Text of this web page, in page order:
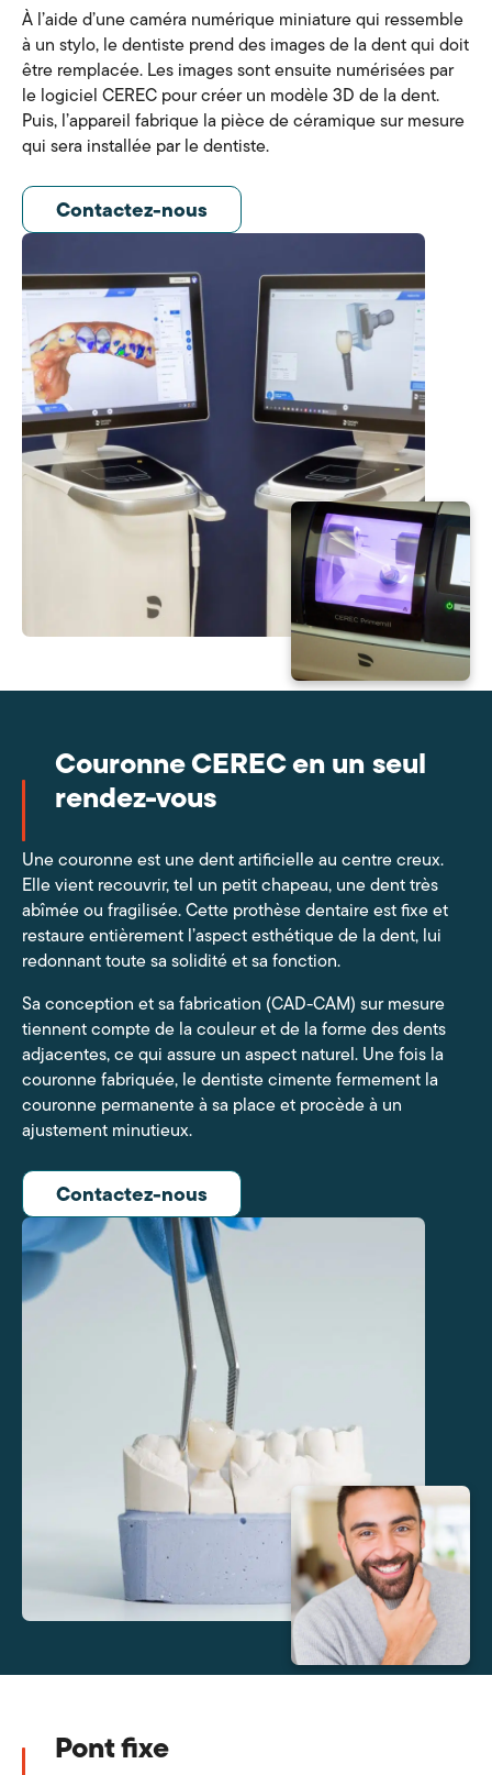
À l’aide d’une caméra numérique miniature qui ressemble
à un stylo, le dentiste prend des images de la dent qui doit
être remplacée. Les images sont ensuite numérisées par
le logiciel CEREC pour créer un modèle 3D de la dent.
Puis, l’appareil fabrique la pièce de céramique sur mesure
qui sera installée par le dentiste.
Contactez-nous
Couronne CEREC en un seul
rendez-vous
Une couronne est une dent artificielle au centre creux.
Elle vient recouvrir, tel un petit chapeau, une dent très
abîmée ou fragilisée. Cette prothèse dentaire est fixe et
restaure entièrement l’aspect esthétique de la dent, lui
redonnant toute sa solidité et sa fonction.
Sa conception et sa fabrication (CAD-CAM) sur mesure
tiennent compte de la couleur et de la forme des dents
adjacentes, ce qui assure un aspect naturel. Une fois la
couronne fabriquée, le dentiste cimente fermement la
couronne permanente à sa place et procède à un
ajustement minutieux.
Contactez-nous
Pont fixe